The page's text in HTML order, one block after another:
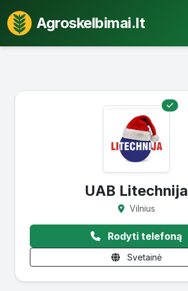
Agroskelbimai.lt
UAB Litechnija
Vilnius
Rodyti telefoną
Svetainė